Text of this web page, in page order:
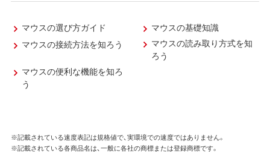
マウスの選び方ガイド
マウスの基礎知識
マウスの接続方法を知ろう
マウスの読み取り方式を知
ろう
マウスの便利な機能を知ろ
う
※記載されている速度表記は規格値で、実環境での速度ではありません。
※記載されている各商品名は、一般に各社の商標または登録商標です。